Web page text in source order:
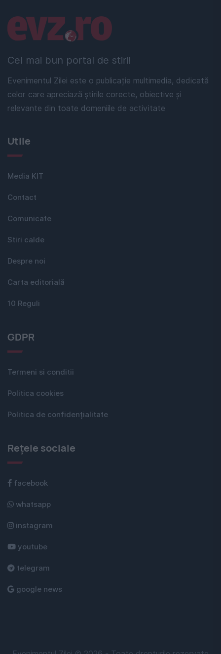
Cel mai bun portal de stiri!
Evenimentul Zilei este o publicație multimedia, dedicată
celor care apreciază știrile corecte, obiective și
relevante din toate domeniile de activitate
Linkuri utile
Utile
Media KIT
Contact
Comunicate
Stiri calde
Despre noi
Carta editorială
10 Reguli
GDPR
Termeni si conditii
Politica cookies
Politica de confidențialitate
Rețele sociale
facebook
whatsapp
instagram
youtube
telegram
google news